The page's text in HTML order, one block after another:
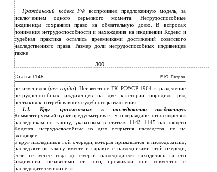
Гражданский кодекс РФ воспроизвел предложенную модель, за
исключением одного серьезного момента. Нетрудоспособные
иждивенцы сохранили право на обязательную долю. В вопросах
понимания нетрудоспособности и нахождения на иждивении Кодекс и
судебная практика остались преемниками достижений советского
наследственного права. Размер доли нетрудоспособных иждивенцев
также
300
Статья 1148 Е.Ю. Петров
не изменился (per capita). Неизвестное ГК РСФСР 1964 г. разделение
нетрудоспособных иждивенцев на две категории породило ряд
нестыковок, потребовавших судебного разъяснения.
1.1. Круг призываемых к наследованию иждивенцев.
Комментируемый пункт предусматривает, что «граждане, относящиеся к
наследникам по закону, указанным в статьях 1143–1145 настоящего
Кодекса, нетрудоспособные ко дню открытия наследства, но не
входящие
в круг наследников той очереди, которая призывается к наследованию,
наследуют по закону вместе и наравне с наследниками этой очереди,
если не менее года до смерти наследодателя находились на его
иждивении, независимо от того, проживали они совместно с
наследодателем или нет».